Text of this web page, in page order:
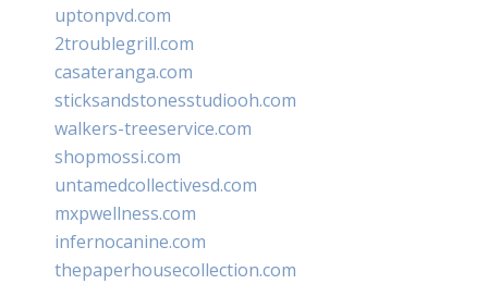
uptonpvd.com
2troublegrill.com
casateranga.com
sticksandstonesstudiooh.com
walkers-treeservice.com
shopmossi.com
untamedcollectivesd.com
mxpwellness.com
infernocanine.com
thepaperhousecollection.com